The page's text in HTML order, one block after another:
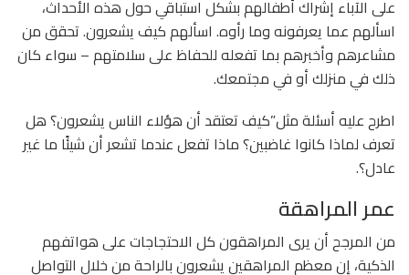
على الآباء إشراك أطفالهم بشكل استباقي حول هذه الأحداث،
اسألهم عما يعرفونه وما رأوه. اسألهم كيف يشعرون. تحقق من
مشاعرهم وأخبرهم بما تفعله للحفاظ على سلامتهم – سواء كان
ذلك في منزلك أو في مجتمعك.
اطرح عليه أسئلة مثل”كيف تعتقد أن هؤلاء الناس يشعرون؟ هل
تعرف لماذا كانوا غاضبين؟ ماذا تفعل عندما تشعر أن شيئًا ما غير
عادل؟.
عمر المراهقة
من المرجح أن يرى المراهقون كل الاحتجاجات على هواتفهم
الذكية، إن معظم المراهقين يشعرون بالراحة من خلال التواصل